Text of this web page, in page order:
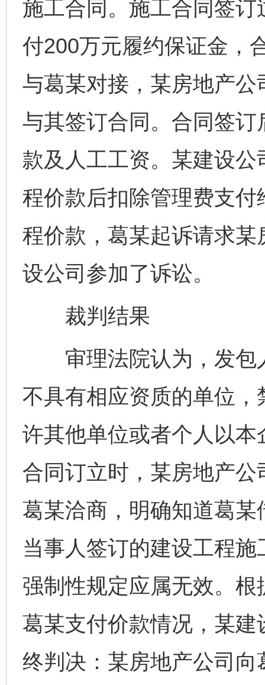
施工合同。施工合同签
付200万元履约保证金，
与葛某对接，某房地产
与其签订合同。合同签
款及人工工资。某建设
程价款后扣除管理费支
程价款，葛某起诉请求
设公司参加了诉讼。
裁判结果
审理法院认为，发包
不具有相应资质的单位
许其他单位或者个人以
合同订立时，某房地产
葛某洽商，明确知道葛
当事人签订的建设工程
强制性规定应属无效。
葛某支付价款情况，某
终判决：某房地产公司